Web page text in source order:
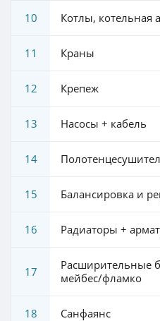
10 Котлы, котельная
11 Краны
12 Крепеж
13 Насосы + кабель
14
15 Балансировка и
16 Радиаторы +
17
Расширительные
мейбес/фламко
18 Санфаянс